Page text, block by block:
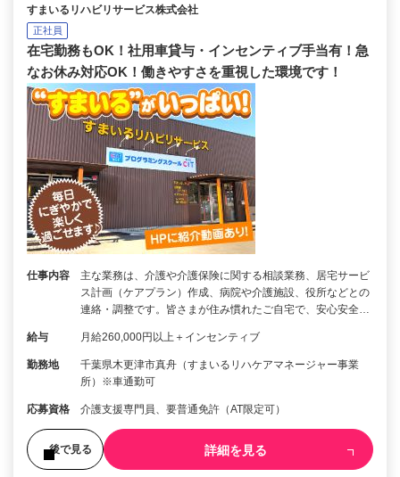
すまいるリハビリサービス株式会社
正社員
在宅勤務もOK！社用車貸与・インセンティブ手当有！急
なお休み対応OK！働きやすさを重視した環境です！
仕事内容
主な業務は、介護や介護保険に関する相談業務、居宅サービ
ス計画（ケアプラン）作成、病院や介護施設、役所などとの
連絡・調整です。皆さまが住み慣れたご自宅で、安心安全…
給与 月給260,000円以上＋インセンティブ
勤務地
千葉県木更津市真舟（すまいるリハケアマネージャー事業
所）※車通勤可
応募資格 介護支援専門員、要普通免許（AT限定可）
後で見る 詳細を見る